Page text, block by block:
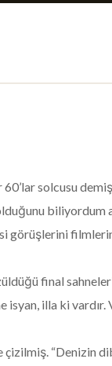
solcusu
biliyordum
final
illa ki
“Denizin